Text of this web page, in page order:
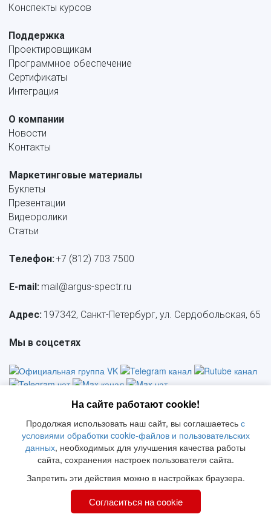
Конспекты курсов
Поддержка
Проектировщикам
Программное обеспечение
Сертификаты
Интеграция
О компании
Новости
Контакты
Маркетинговые материалы
Буклеты
Презентации
Видеоролики
Статьи
Телефон:+7 (812) 703 7500
E-mail: mail@argus-spectr.ru
Адрес: 197342, Санкт-Петербург, ул. Сердобольская, 65
Мы в соцсетях
Политика конфиденциальности
     |
СОУТ
     |
Политика
обработки ПД
     |
Политика качества
     |
Положение о куки
© 2026 АРГУС-СПЕКТР
На сайте работают cookie!
Продолжая использовать наш сайт, вы соглашаетесь с
условиями обработки cookie-файлов и пользовательских
данных, необходимых для улучшения качества работы
сайта, сохранения настроек пользователя сайта.
Запретить эти действия можно в настройках браузера.
Согласиться на cookie